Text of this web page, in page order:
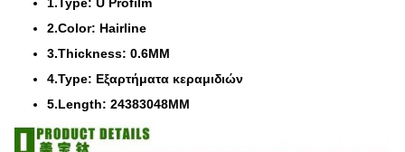
2.Color: Hairline
3.Thickness: 0.6MM
4.Type: Εξαρτήματα κεραμιδιών
5.Length: 24383048MM